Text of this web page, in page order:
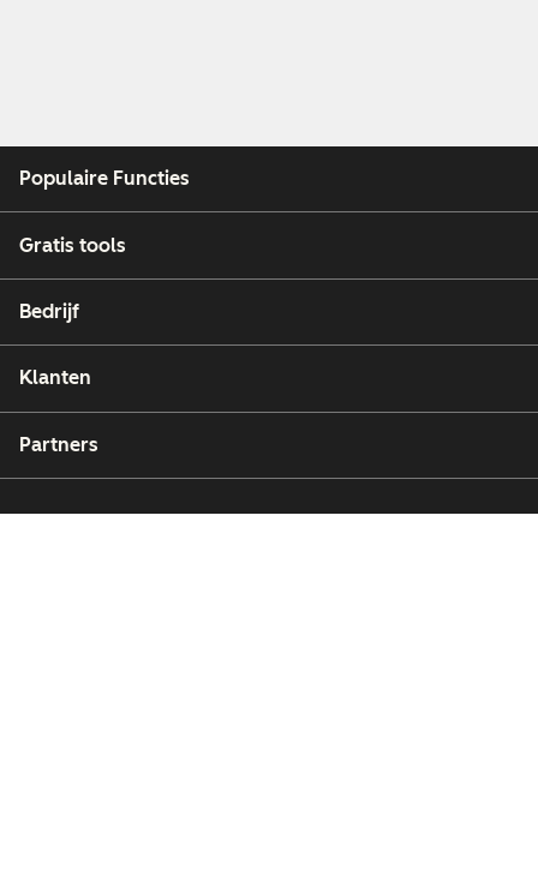
Populaire Functies
Gratis tools
Bedrijf
Klanten
Partners